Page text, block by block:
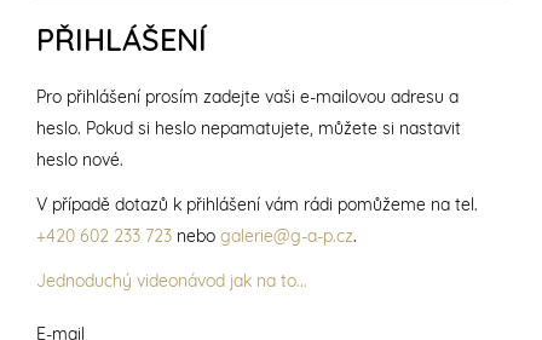
PŘIHLÁŠENÍ
E-mail
Pro přihlášení prosím zadejte vaši e-mailovou adresu a
heslo. Pokud si heslo nepamatujete, můžete si nastavit
heslo nové.
V případě dotazů k přihlášení vám rádi pomůžeme na tel.
+420 602 233 723 nebo galerie@g-a-p.cz.
Jednoduchý videonávod jak na to...